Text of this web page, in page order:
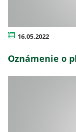
16.05.2022
Oznámenie o